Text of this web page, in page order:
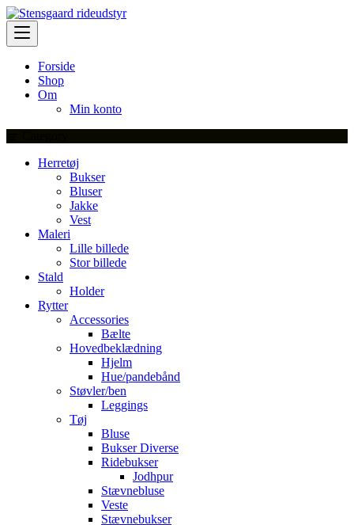
Skip
to
content
Forside
Shop
Om
Min konto
Herretøj
Bukser
Bluser
Jakke
Vest
Maleri
Lille billede
Stor billede
Stald
Holder
Rytter
Accessories
Bælte
Hovedbeklædning
Hjelm
Hue/pandebånd
Støvler/ben
Leggings
Tøj
Bluse
Bukser Diverse
Ridebukser
Jodhpur
Stævnebluse
Veste
Stævnebukser